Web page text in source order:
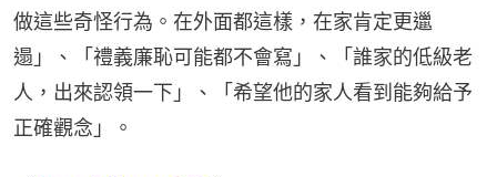
做這些奇怪行為。在外面都這樣，在家肯定更邋
遢」、「禮義廉恥可能都不會寫」、「誰家的低級老
人，出來認領一下」、「希望他的家人看到能夠給予
正確觀念」。